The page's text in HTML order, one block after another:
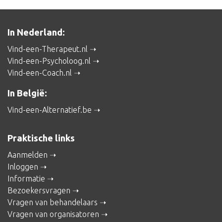
In Nederland:
Vind-een-Therapeut.nl
Vind-een-Psycholoog.nl
Vind-een-Coach.nl
In België:
Vind-een-Alternatief.be
Praktische links
Aanmelden
Inloggen
Informatie
Bezoekersvragen
Vragen van behandelaars
Vragen van organisatoren